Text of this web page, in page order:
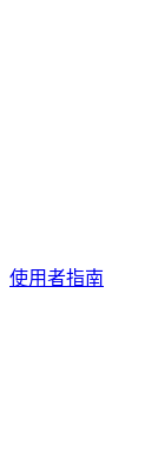
使用者指南